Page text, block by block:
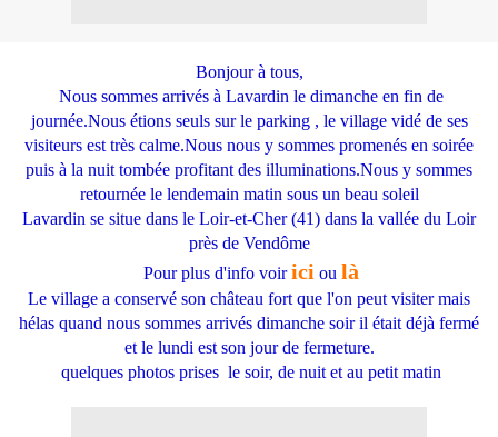
Bonjour à tous,
Nous sommes arrivés à Lavardin le dimanche en fin de
journée.Nous étions seuls sur le parking , le village vidé de ses
visiteurs est très calme.Nous nous y sommes promenés en soirée
puis à la nuit tombée profitant des illuminations.Nous y sommes
retournée le lendemain matin sous un beau soleil
Lavardin se situe dans le Loir-et-Cher (41) dans la vallée du Loir
près de Vendôme
Pour plus d'info voirici ou là
Le village a conservé son château fort que l'on peut visiter mais
hélas quand nous sommes arrivés dimanche soir il était déjà fermé
et le lundi est son jour de fermeture.
quelques photos prises le soir, de nuit et au petit matin